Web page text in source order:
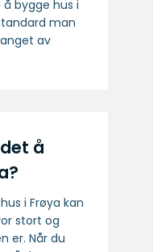
bygge hus i
man
av
å
i Frøya kan
stort og
er. Når du